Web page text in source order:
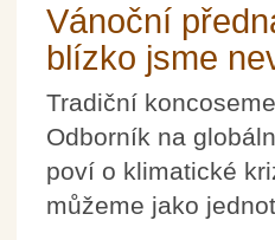
Vánoční
blízko jsme
Tradiční
Odborník na
poví o klimatické
můžeme jako